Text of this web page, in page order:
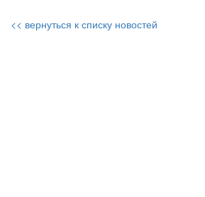
<< вернуться к списку новостей